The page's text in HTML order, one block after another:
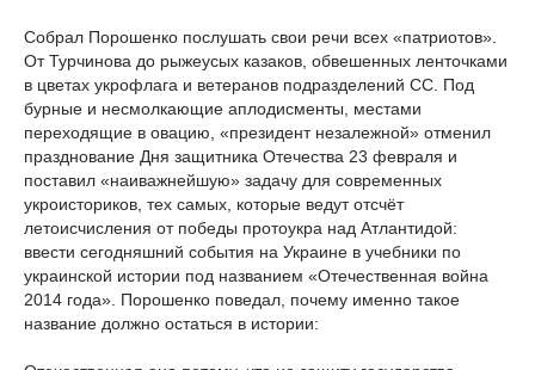
Собрал Порошенко послушать свои речи всех «патриотов».
От Турчинова до рыжеусых казаков, обвешенных ленточками
в цветах укрофлага и ветеранов подразделений СС. Под
бурные и несмолкающие аплодисменты, местами
переходящие в овацию, «президент незалежной» отменил
празднование Дня защитника Отечества 23 февраля и
поставил «наиважнейшую» задачу для современных
укроисториков, тех самых, которые ведут отсчёт
летоисчисления от победы протоукра над Атлантидой:
ввести сегодняшний события на Украине в учебники по
украинской истории под названием «Отечественная война
2014 года». Порошенко поведал, почему именно такое
название должно остаться в истории: